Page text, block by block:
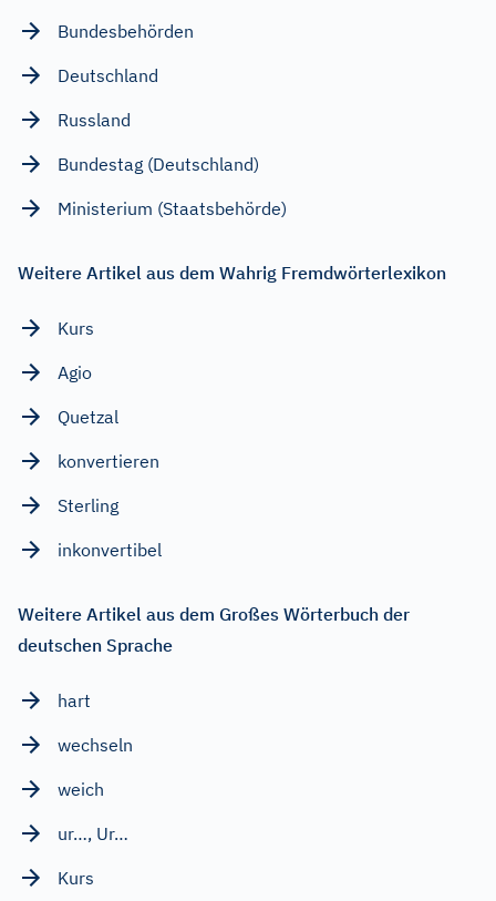
Bundesbehörden
Deutschland
Russland
Bundestag (Deutschland)
Ministerium (Staatsbehörde)
Weitere Artikel aus dem Wahrig Fremdwörterlexikon
Kurs
Agio
Quetzal
konvertieren
Sterling
inkonvertibel
Weitere Artikel aus dem Großes Wörterbuch der
deutschen Sprache
hart
wechseln
weich
ur…, Ur…
Kurs